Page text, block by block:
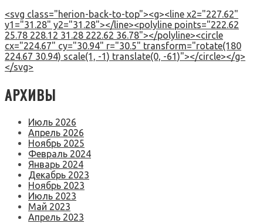
<svg class="herion-back-to-top"><g><line x2="227.62"
y1="31.28" y2="31.28"></line><polyline points="222.62
25.78 228.12 31.28 222.62 36.78"></polyline><circle
cx="224.67" cy="30.94" r="30.5" transform="rotate(180
224.67 30.94) scale(1, -1) translate(0, -61)"></circle></g>
</svg>
АРХИВЫ
Июль 2026
Апрель 2026
Ноябрь 2025
Февраль 2024
Январь 2024
Декабрь 2023
Ноябрь 2023
Июль 2023
Май 2023
Апрель 2023